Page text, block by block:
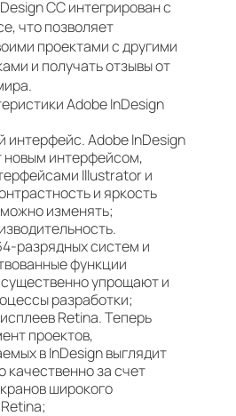
CC интегрирован с
что позволяет
проектами с другими
и получать отзывы от
Adobe InDesign
интерфейс. Adobe InDesign
новым интерфейсом,
Illustrator и
и яркость
изменять;
разрядных систем и
функции
упрощают и
разработки;
Retina. Теперь
проектов,
в InDesign выглядит
качественно за счет
широкого